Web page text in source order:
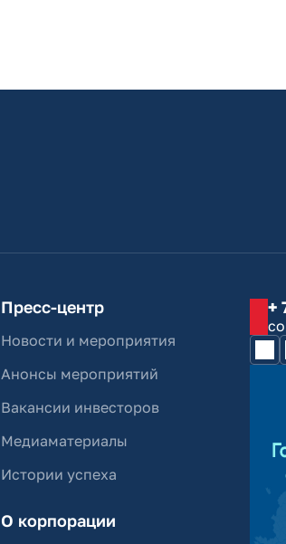
Пресс-центр
Новости и мероприятия
Анонсы мероприятий
Вакансии инвесторов
Медиаматериалы
Истории успеха
О корпорации
+